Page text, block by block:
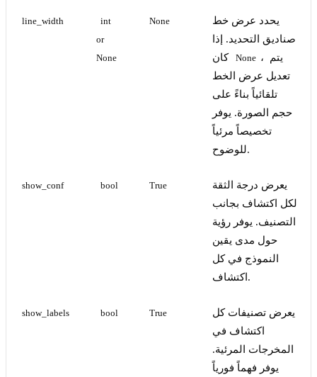
line_width
int
or
None
None
يحدد عرض خط
صناديق التحديد. إذا
كان
None ، يتم
تعديل عرض الخط
تلقائياً بناءً على
حجم الصورة. يوفر
تخصيصاً مرئياً
للوضوح.
show_conf bool True
يعرض درجة الثقة
لكل اكتشاف بجانب
التصنيف. يوفر رؤية
حول مدى يقين
النموذج في كل
اكتشاف.
show_labels bool True
يعرض تصنيفات كل
اكتشاف في
المخرجات المرئية.
يوفر فهماً فورياً